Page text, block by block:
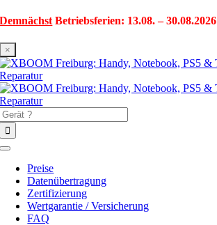
Zum
springen
Demnächst Betriebsferien: 13.08. – 30.08.2026
×
Toggle
Navigation
Preise
Datenübertragung
Zertifizierung
Wertgarantie / Versicherung
FAQ